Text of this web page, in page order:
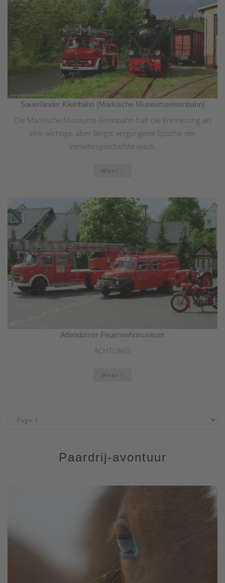
Sauerländer Kleinbahn (Märkische Museumseisenbahn)
Die Märkische Museums-Eisenbahn hält die Erinnerung an
eine wichtige, aber längst vergangene Epoche der
Verkehrsgeschichte wach.
Meer
Attendorner Feuerwehrmuseum
ACHTUNG!
Meer
Paardrij-avontuur